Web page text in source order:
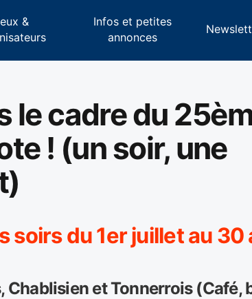
&
Infos et petites
annonces
cadre du
! (un soir, une
soirs du 1er juillet au
Chablisien et Tonnerrois (Café,